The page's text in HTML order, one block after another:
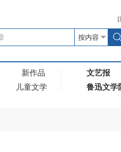
[
新作品
儿童文学
文艺报
鲁迅文学